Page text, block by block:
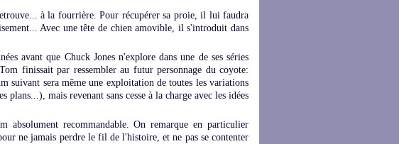
à la fourrière. Pour récupérer sa proie, il lui faudra
Avec une tête de chien amovible, il s'introduit dans
avant que Chuck Jones n'explore dans une de ses séries
finissait par ressembler au futur personnage du coyote:
suivant sera même une exploitation de toutes les variations
plans...), mais revenant sans cesse à la charge avec les idées
recommandable. On remarque en particulier
ne jamais perdre le fil de l'histoire, et ne pas se contenter